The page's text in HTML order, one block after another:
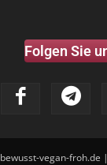
Folgen Sie
bewusst-vegan-froh.de